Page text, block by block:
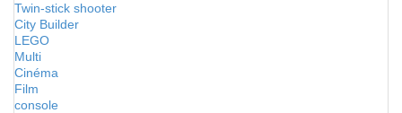
Twin-stick shooter
City Builder
LEGO
Multi
Cinéma
Film
console